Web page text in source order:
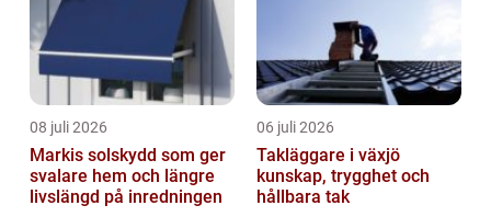
08 juli 2026
Markis solskydd som ger
svalare hem och längre
livslängd på inredningen
06 juli 2026
Takläggare i växjö
kunskap, trygghet och
hållbara tak